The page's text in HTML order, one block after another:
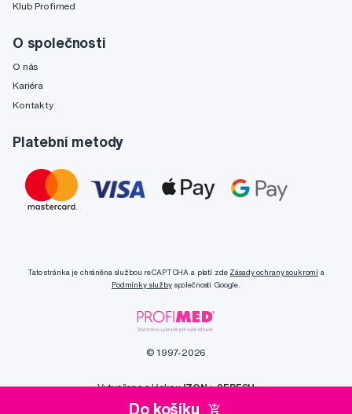
Do košíku
Klub Profimed
O společnosti
O nás
Kariéra
Kontakty
Platební metody
Tato stránka je chráněna službou reCAPTCHA a platí zde Zásady ochrany soukromí a
Podmínky službyspolečnosti Google.
© 1997-2026
Vytvořeno s láskouIZON+2FRESH